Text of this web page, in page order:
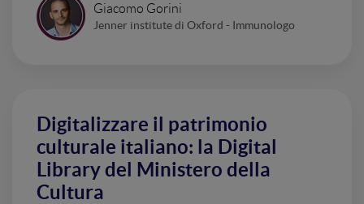
Giacomo Gorini
Jenner institute di Oxford - Immunologo
Digitalizzare il patrimonio
culturale italiano: la Digital
Library del Ministero della
Cultura